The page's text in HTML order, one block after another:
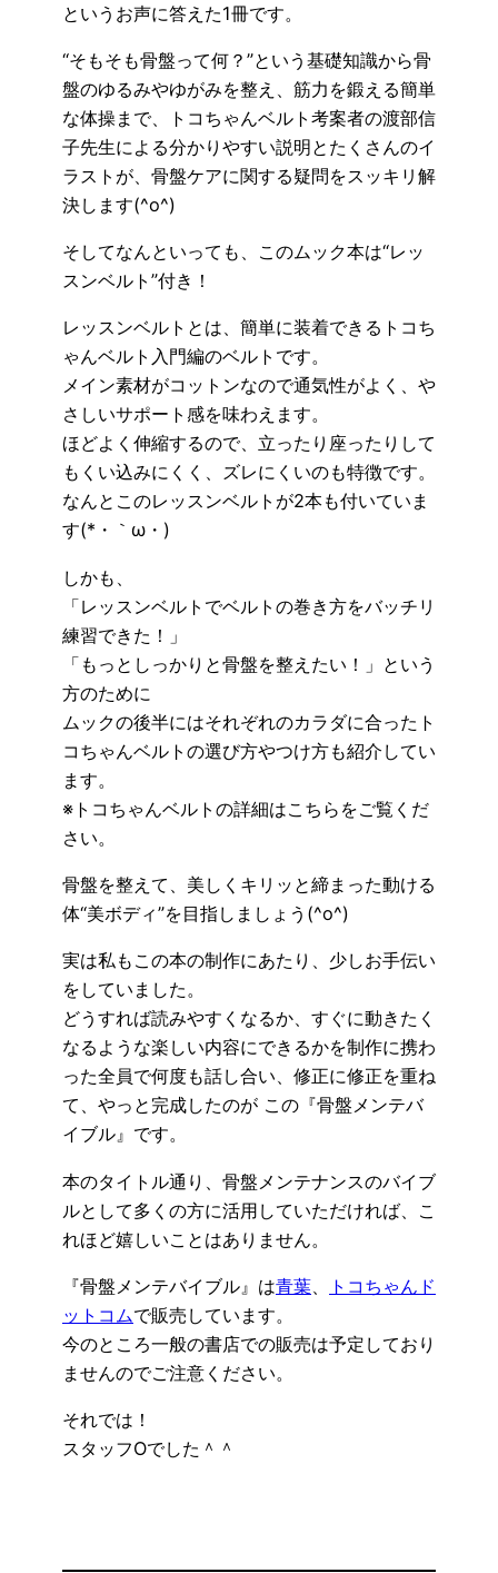
というお声に答えた1冊です。
“そもそも骨盤って何？”という基礎知識から骨
盤のゆるみやゆがみを整え、筋力を鍛える簡単
な体操まで、トコちゃんベルト考案者の渡部信
子先生による分かりやすい説明とたくさんのイ
ラストが、骨盤ケアに関する疑問をスッキリ解
決します(^o^)
そしてなんといっても、このムック本は“レッ
スンベルト”付き！
レッスンベルトとは、簡単に装着できるトコち
ゃんベルト入門編のベルトです。
メイン素材がコットンなので通気性がよく、や
さしいサポート感を味わえます。
ほどよく伸縮するので、立ったり座ったりして
もくい込みにくく、ズレにくいのも特徴です。
なんとこのレッスンベルトが2本も付いていま
す(*・｀ω・)
しかも、
「レッスンベルトでベルトの巻き方をバッチリ
練習できた！」
「もっとしっかりと骨盤を整えたい！」という
方のために
ムックの後半にはそれぞれのカラダに合ったト
コちゃんベルトの選び方やつけ方も紹介してい
ます。
※トコちゃんベルトの詳細はこちらをご覧くだ
さい。
骨盤を整えて、美しくキリッと締まった動ける
体“美ボディ”を目指しましょう(^o^)
実は私もこの本の制作にあたり、少しお手伝い
をしていました。
どうすれば読みやすくなるか、すぐに動きたく
なるような楽しい内容にできるかを制作に携わ
った全員で何度も話し合い、修正に修正を重ね
て、やっと完成したのが この『骨盤メンテバ
イブル』です。
本のタイトル通り、骨盤メンテナンスのバイブ
ルとして多くの方に活用していただければ、こ
れほど嬉しいことはありません。
『骨盤メンテバイブル』は青葉
トコちゃんド
ットコムで販売しています。
今のところ一般の書店での販売は予定しており
ませんのでご注意ください。
それでは！
スタッフOでした＾＾